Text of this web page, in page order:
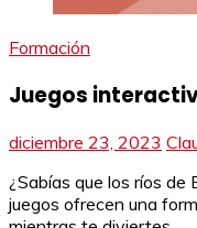
Formación
Juegos
diciembre 23, 2023
¿Sabías que los ríos
juegos ofrecen una